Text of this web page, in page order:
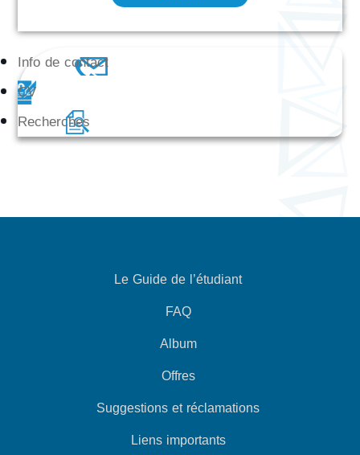
Info de contact
CV
Recherches
Le Guide de l’étudiant
FAQ
Album
Offres
Suggestions et réclamations
Liens importants